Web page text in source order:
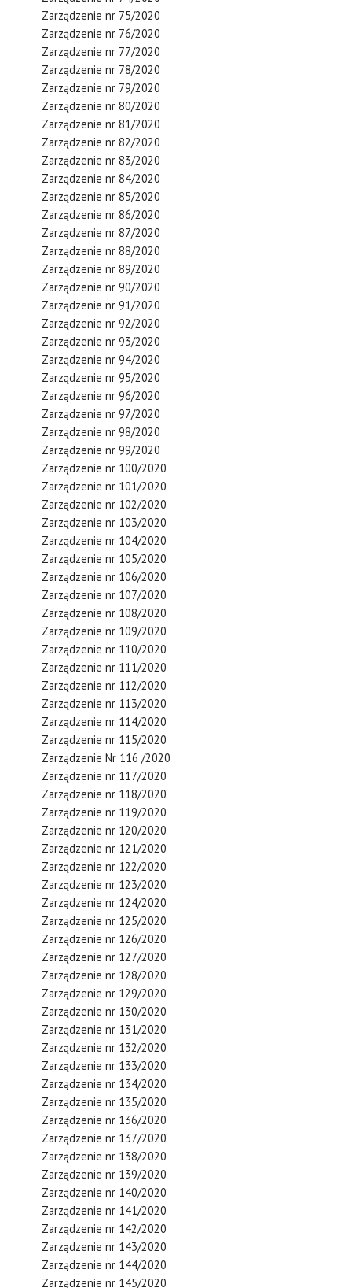
Zarządzenie nr 75/2020
Zarządzenie nr 76/2020
Zarządzenie nr 77/2020
Zarządzenie nr 78/2020
Zarządzenie nr 79/2020
Zarządzenie nr 80/2020
Zarządzenie nr 81/2020
Zarządzenie nr 82/2020
Zarządzenie nr 83/2020
Zarządzenie nr 84/2020
Zarządzenie nr 85/2020
Zarządzenie nr 86/2020
Zarządzenie nr 87/2020
Zarządzenie nr 88/2020
Zarządzenie nr 89/2020
Zarządzenie nr 90/2020
Zarządzenie nr 91/2020
Zarządzenie nr 92/2020
Zarządzenie nr 93/2020
Zarządzenie nr 94/2020
Zarządzenie nr 95/2020
Zarządzenie nr 96/2020
Zarządzenie nr 97/2020
Zarządzenie nr 98/2020
Zarządzenie nr 99/2020
Zarządzenie nr 100/2020
Zarządzenie nr 101/2020
Zarządzenie nr 102/2020
Zarządzenie nr 103/2020
Zarządzenie nr 104/2020
Zarządzenie nr 105/2020
Zarządzenie nr 106/2020
Zarządzenie nr 107/2020
Zarządzenie nr 108/2020
Zarządzenie nr 109/2020
Zarządzenie nr 110/2020
Zarządzenie nr 111/2020
Zarządzenie nr 112/2020
Zarządzenie nr 113/2020
Zarządzenie nr 114/2020
Zarządzenie nr 115/2020
Zarządzenie Nr 116 /2020
Zarządzenie nr 117/2020
Zarządzenie nr 118/2020
Zarządzenie nr 119/2020
Zarządzenie nr 120/2020
Zarządzenie nr 121/2020
Zarządzenie nr 122/2020
Zarządzenie nr 123/2020
Zarządzenie nr 124/2020
Zarządzenie nr 125/2020
Zarządzenie nr 126/2020
Zarządzenie nr 127/2020
Zarządzenie nr 128/2020
Zarządzenie nr 129/2020
Zarządzenie nr 130/2020
Zarządzenie nr 131/2020
Zarządzenie nr 132/2020
Zarządzenie nr 133/2020
Zarządzenie nr 134/2020
Zarządzenie nr 135/2020
Zarządzenie nr 136/2020
Zarządzenie nr 137/2020
Zarządzenie nr 138/2020
Zarządzenie nr 139/2020
Zarządzenie nr 140/2020
Zarządzenie nr 141/2020
Zarządzenie nr 142/2020
Zarządzenie nr 143/2020
Zarządzenie nr 144/2020
Zarządzenie nr 145/2020